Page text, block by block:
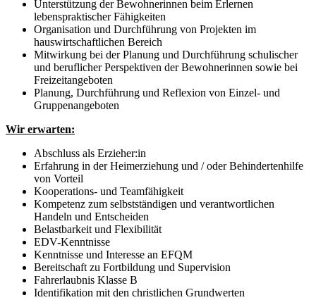
Unterstützung der Bewohnerinnen beim Erlernen
lebenspraktischer Fähigkeiten
Organisation und Durchführung von Projekten im
hauswirtschaftlichen Bereich
Mitwirkung bei der Planung und Durchführung schulischer
und beruflicher Perspektiven der Bewohnerinnen sowie bei
Freizeitangeboten
Planung, Durchführung und Reflexion von Einzel- und
Gruppenangeboten
Wir erwarten:
Abschluss als Erzieher:in
Erfahrung in der Heimerziehung und / oder Behindertenhilfe
von Vorteil
Kooperations- und Teamfähigkeit
Kompetenz zum selbstständigen und verantwortlichen
Handeln und Entscheiden
Belastbarkeit und Flexibilität
EDV-Kenntnisse
Kenntnisse und Interesse an EFQM
Bereitschaft zu Fortbildung und Supervision
Fahrerlaubnis Klasse B
Identifikation mit den christlichen Grundwerten